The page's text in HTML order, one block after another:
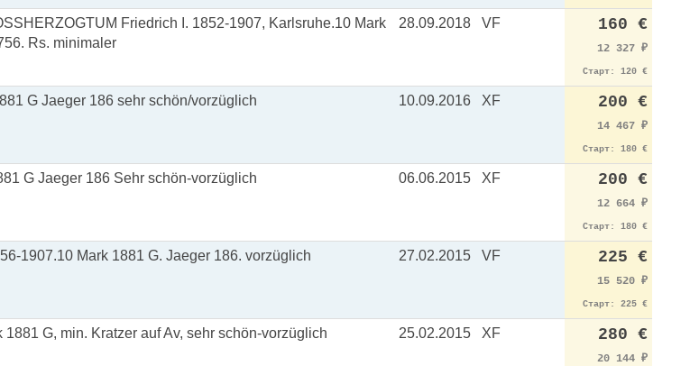
Friedrich I. 1852-1907, Karlsruhe.10 Mark
Rs. minimaler
28.09.2018 VF 160 €
12 327 ₽
Старт: 120 €
G Jaeger 186 sehr schön/vorzüglich 10.09.2016 XF 200 €
14 467 ₽
Старт: 180 €
G Jaeger 186 Sehr schön-vorzüglich 06.06.2015 XF 200 €
12 664 ₽
Старт: 180 €
1907.10 Mark 1881 G. Jaeger 186. vorzüglich 27.02.2015 VF 225 €
15 520 ₽
Старт: 225 €
G, min. Kratzer auf Av, sehr schön-vorzüglich 25.02.2015 XF 280 €
20 144 ₽